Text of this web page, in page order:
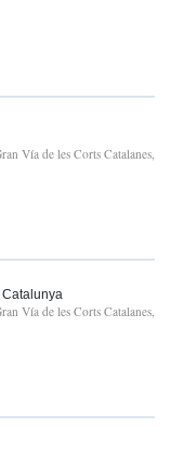
Vía de les Corts Catalanes,
Vía de les Corts Catalanes,